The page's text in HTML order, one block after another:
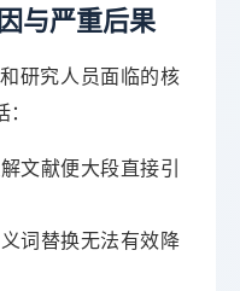
与严重后果
研究人员面临的核
文献便大段直接引
词替换无法有效降